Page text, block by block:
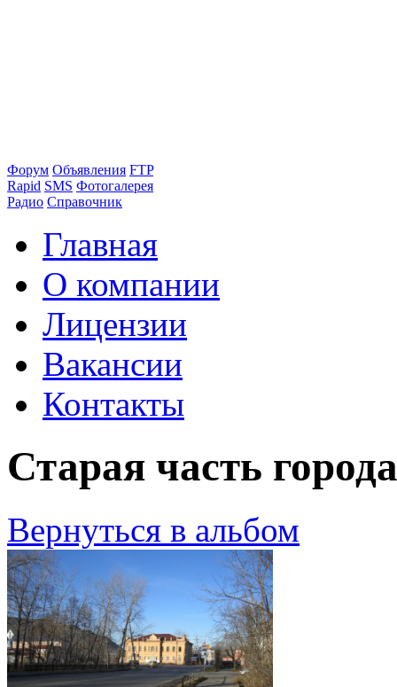
Форум Объявления FTP
Rapid SMS Фотогалерея
Радио Справочник
Главная
О компании
Лицензии
Вакансии
Контакты
Старая часть
Вернуться в альбом